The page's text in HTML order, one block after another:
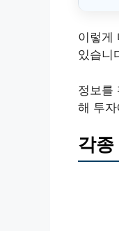
이렇게
있습니
정보를
해 투
각종